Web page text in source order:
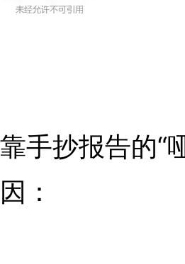
靠手抄报告的“
因：